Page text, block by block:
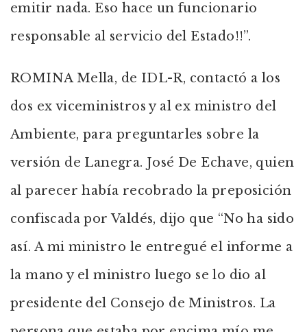
emitir nada. Eso hace un funcionario
responsable al servicio del Estado!!”.
ROMINA Mella, de IDL-R, contactó a los
dos ex viceministros y al ex ministro del
Ambiente, para preguntarles sobre la
versión de Lanegra. José De Echave, quien
al parecer había recobrado la preposición
confiscada por Valdés, dijo que “No ha sido
así. A mi ministro le entregué el informe a
la mano y el ministro luego se lo dio al
presidente del Consejo de Ministros. La